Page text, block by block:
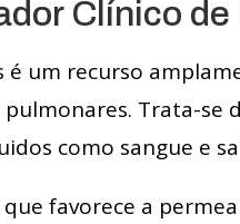
Clínico
é um recurso
Trata-
como sangue e
favorece a